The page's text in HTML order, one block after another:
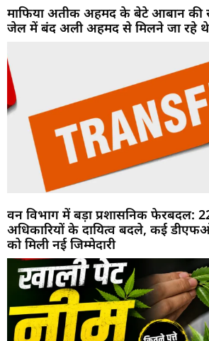
माफिया अतीक अहमद के बेटे आबान की
जेल में बंद अली अहमद से मिलने जा रहे थे
वन विभाग में बड़ा प्रशासनिक
अधिकारियों के दायित्व बदले, कई
को मिली नई जिम्मेदारी